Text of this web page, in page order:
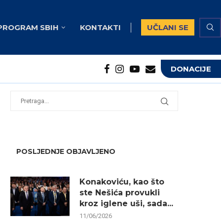
SBIH KONTAKTI UČLANI SE
DONACIJE
POSLJEDNJE OBJAVLJENO
Konakoviću, kao što
ste Nešića provukli
kroz iglene uši, sada...
11/06/2026